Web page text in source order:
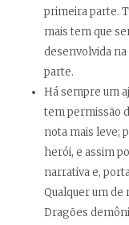
primeira parte.
mais tem que
desenvolvida
parte.
Há sempre um
tem permissão
nota mais leve;
herói, e assim
narrativa e,
Qualquer um de
Dragões